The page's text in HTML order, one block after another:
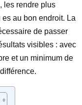
les rendre plus
au bon endroit. La
de passer
visibles : avec
et un minimum de